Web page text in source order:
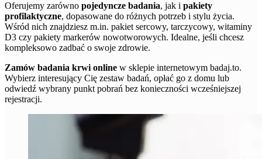
Oferujemy zarówno pojedyncze badania, jak i pakiety
profilaktyczne, dopasowane do różnych potrzeb i stylu życia.
Wśród nich znajdziesz m.in. pakiet sercowy, tarczycowy, witaminy
D3 czy pakiety markerów nowotworowych. Idealne, jeśli chcesz
kompleksowo zadbać o swoje zdrowie.
Zamów badania krwi online w sklepie internetowym badaj.to.
Wybierz interesujący Cię zestaw badań, opłać go z domu lub
odwiedź wybrany punkt pobrań bez konieczności wcześniejszej
rejestracji.